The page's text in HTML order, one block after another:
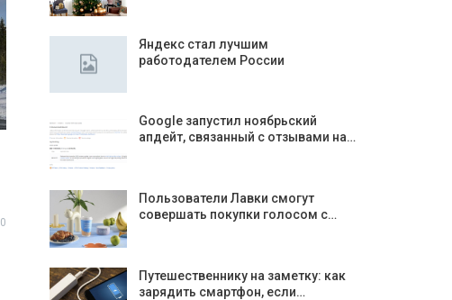
0
Яндекс стал лучшим
работодателем России
Google запустил ноябрьский
апдейт, связанный с отзывами на…
Пользователи Лавки смогут
совершать покупки голосом с…
Путешественнику на заметку: как
зарядить смартфон, если…